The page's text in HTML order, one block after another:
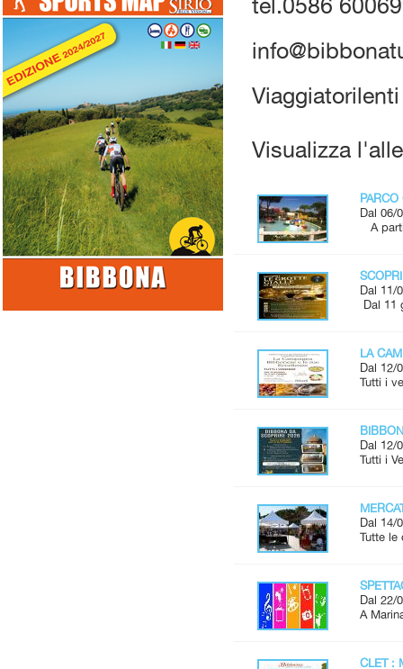
tel.0586
Viaggiatorilenti
Visualizza
Dal 06/
A
Dal 11/
Dal 11
LA
Dal 12/
Tutti i
Dal 12/
Tutti i
Dal 14/
Tutte le
Dal 22/
A
CLET :